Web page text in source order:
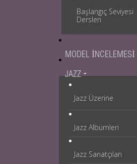
Başlangıç Seviyesi
Dersleri
MODEL İNCELEMESI
JAZZ
Jazz Üzerine
Jazz Albümleri
Jazz Sanatçıları